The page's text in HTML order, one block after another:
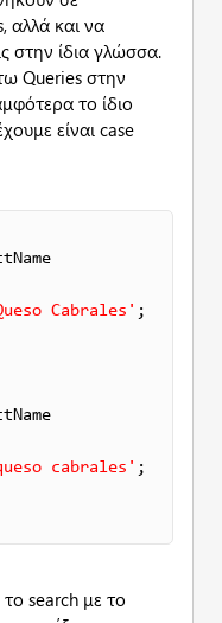
αλλά και να
στην ίδια γλώσσα.
Queries στην
το ίδιο
είναι case
Cabrales'
cabrales'
search με το